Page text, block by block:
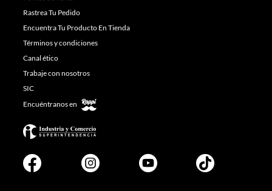
Rastrea Tu Pedido
Encuentra Tu Producto En Tienda
Términos y condiciones
Canal ético
Trabaje con nosotros
SIC
Encuéntranos en